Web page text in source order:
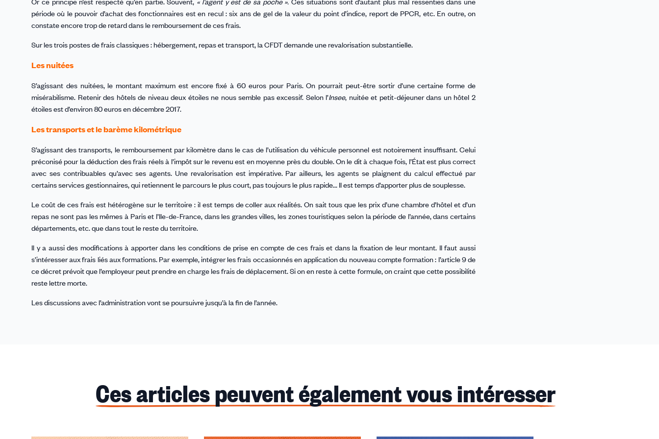
période où le pouvoir d’achat des fonctionnaires est en recul : six ans de gel de la valeur du point d’indice, report de PPCR, etc. En outre, on
constate encore trop de retard dans le remboursement de ces frais.
Sur les trois postes de frais classiques : hébergement, repas et transport, la CFDT demande une revalorisation substantielle.
Les nuitées
S’agissant des nuitées, le montant maximum est encore fixé à 60 euros pour Paris. On pourrait peut-être sortir d’une certaine forme de
misérabilisme. Retenir des hôtels de niveau deux étoiles ne nous semble pas excessif. Selon l’Insee, nuitée et petit-déjeuner dans un hôtel 2
étoiles est d’environ 80 euros en décembre 2017.
Les transports et le barème kilométrique
S’agissant des transports, le remboursement par kilomètre dans le cas de l’utilisation du véhicule personnel est notoirement insuffisant. Celui
préconisé pour la déduction des frais réels à l’impôt sur le revenu est en moyenne près du double. On le dit à chaque fois, l’État est plus correct
avec ses contribuables qu’avec ses agents. Une revalorisation est impérative. Par ailleurs, les agents se plaignent du calcul effectué par
certains services gestionnaires, qui retiennent le parcours le plus court, pas toujours le plus rapide... Il est temps d’apporter plus de souplesse.
Le coût de ces frais est hétérogène sur le territoire : il est temps de coller aux réalités. On sait tous que les prix d’une chambre d’hôtel et d’un
repas ne sont pas les mêmes à Paris et l’Ile-de-France, dans les grandes villes, les zones touristiques selon la période de l’année, dans certains
départements, etc. que dans tout le reste du territoire.
Il y a aussi des modifications à apporter dans les conditions de prise en compte de ces frais et dans la fixation de leur montant. Il faut aussi
s’intéresser aux frais liés aux formations. Par exemple, intégrer les frais occasionnés en application du nouveau compte formation : l’article 9 de
ce décret prévoit que l’employeur peut prendre en charge les frais de déplacement. Si on en reste à cette formule, on craint que cette possibilité
reste lettre morte.
Les discussions avec l’administration vont se poursuivre jusqu’à la fin de l’année.
Ces articles peuvent également vous intéresser